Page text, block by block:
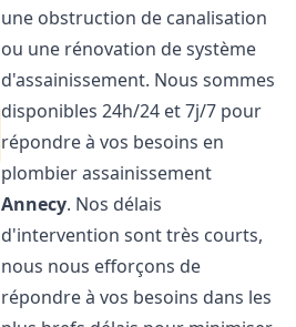
une obstruction de canalisation
ou une rénovation de système
d'assainissement. Nous sommes
disponibles 24h/24 et 7j/7 pour
répondre à vos besoins en
plombier assainissement
Annecy. Nos délais
d'intervention sont très courts,
nous nous efforçons de
répondre à vos besoins dans les